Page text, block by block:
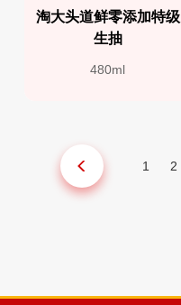
淘大头道鲜零添加特级
生抽
480ml
1 2